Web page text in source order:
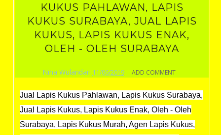
KUKUS PAHLAWAN, LAPIS
KUKUS SURABAYA, JUAL LAPIS
KUKUS, LAPIS KUKUS ENAK,
OLEH - OLEH SURABAYA
Nina Wulandari 11/06/2019 ADD COMMENT
Jual Lapis Kukus Pahlawan, Lapis Kukus Surabaya,
Jual Lapis Kukus, Lapis Kukus Enak, Oleh - Oleh
Surabaya, Lapis Kukus Murah, Agen Lapis Kukus,